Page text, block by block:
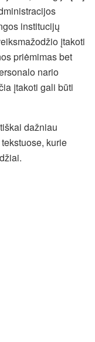
institucijų
įtakoti
priėmimas bet
nario
įtakoti gali būti
dažniau
kurie